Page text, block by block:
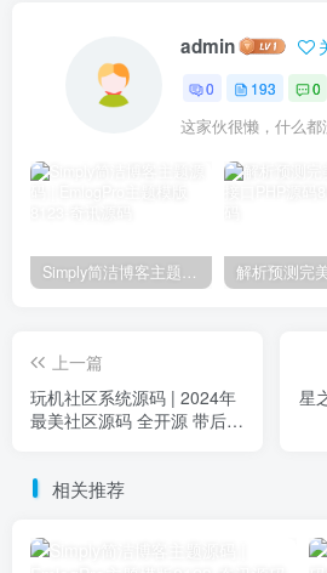
admin
0 193 0
这家伙很懒，什么都
上一篇
玩机社区系统源码 | 2024年
最美社区源码 全开源 带后端
星
相关推荐